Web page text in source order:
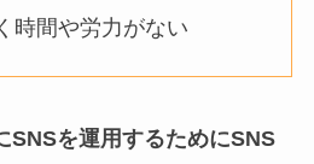
時間や労力がない
SNSを運用するためにSNS